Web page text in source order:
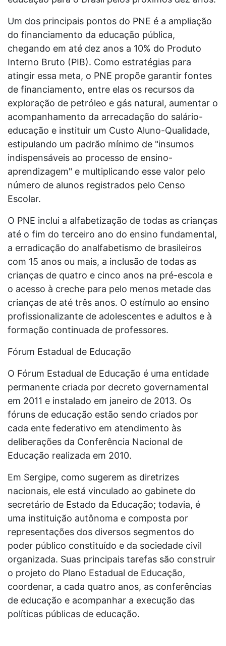
Um dos principais pontos do PNE é a ampliação
do financiamento da educação pública,
chegando em até dez anos a 10% do Produto
Interno Bruto (PIB). Como estratégias para
atingir essa meta, o PNE propõe garantir fontes
de financiamento, entre elas os recursos da
exploração de petróleo e gás natural, aumentar o
acompanhamento da arrecadação do salário-
educação e instituir um Custo Aluno-Qualidade,
estipulando um padrão mínimo de "insumos
indispensáveis ao processo de ensino-
aprendizagem" e multiplicando esse valor pelo
número de alunos registrados pelo Censo
Escolar.
O PNE inclui a alfabetização de todas as crianças
até o fim do terceiro ano do ensino fundamental,
a erradicação do analfabetismo de brasileiros
com 15 anos ou mais, a inclusão de todas as
crianças de quatro e cinco anos na pré-escola e
o acesso à creche para pelo menos metade das
crianças de até três anos. O estímulo ao ensino
profissionalizante de adolescentes e adultos e à
formação continuada de professores.
Fórum Estadual de Educação
O Fórum Estadual de Educação é uma entidade
permanente criada por decreto governamental
em 2011 e instalado em janeiro de 2013. Os
fóruns de educação estão sendo criados por
cada ente federativo em atendimento às
deliberações da Conferência Nacional de
Educação realizada em 2010.
Em Sergipe, como sugerem as diretrizes
nacionais, ele está vinculado ao gabinete do
secretário de Estado da Educação; todavia, é
uma instituição autônoma e composta por
representações dos diversos segmentos do
poder público constituído e da sociedade civil
organizada. Suas principais tarefas são construir
o projeto do Plano Estadual de Educação,
coordenar, a cada quatro anos, as conferências
de educação e acompanhar a execução das
políticas públicas de educação.